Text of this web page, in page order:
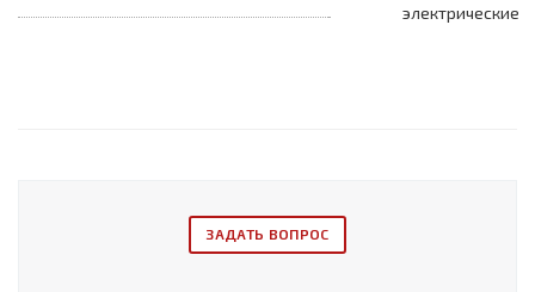
электрические
ЗАДАТЬ ВОПРОС